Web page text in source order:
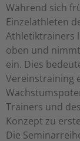
Während sich
Einzelathleten
Athletiktrainers
oben und
ein. Dies
Vereinstraining
Trainers und
Konzept zu
Die